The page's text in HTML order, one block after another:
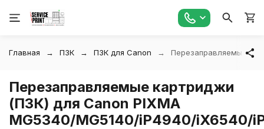
Главная ПЗК ПЗК для Canon Перезаправляемые
Перезаправляемые картриджи
(ПЗК) для Canon PIXMA
MG5340/MG5140/iP4940/iX6540/